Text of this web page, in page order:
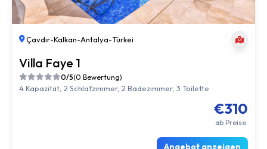
Çavdır-Kalkan-Antalya-Türkei
Villa Faye 1
0/5(0 Bewertung)
4 Kapazität, 2 Schlafzimmer, 2 Badezimmer, 3 Toilette
€310
ab Preise.
Angebot anzeigen